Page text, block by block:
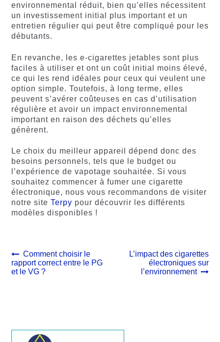
environnemental réduit, bien qu’elles nécessitent
un investissement initial plus important et un
entretien régulier qui peut être compliqué pour les
débutants.
En revanche, les e-cigarettes jetables sont plus
faciles à utiliser et ont un coût initial moins élevé,
ce qui les rend idéales pour ceux qui veulent une
option simple. Toutefois, à long terme, elles
peuvent s’avérer coûteuses en cas d’utilisation
régulière et avoir un impact environnemental
important en raison des déchets qu’elles
génèrent.
Le choix du meilleur appareil dépend donc des
besoins personnels, tels que le budget ou
l’expérience de vapotage souhaitée. Si vous
souhaitez commencer à fumer une cigarette
électronique, nous vous recommandons de visiter
notre site Terpy pour découvrir les différents
modèles disponibles !
Navigation
de
Article
précédent :
Comment choisir le
rapport correct entre le PG
et le VG ?
Article
suivant :
L’impact des cigarettes
électroniques sur
l’environnement